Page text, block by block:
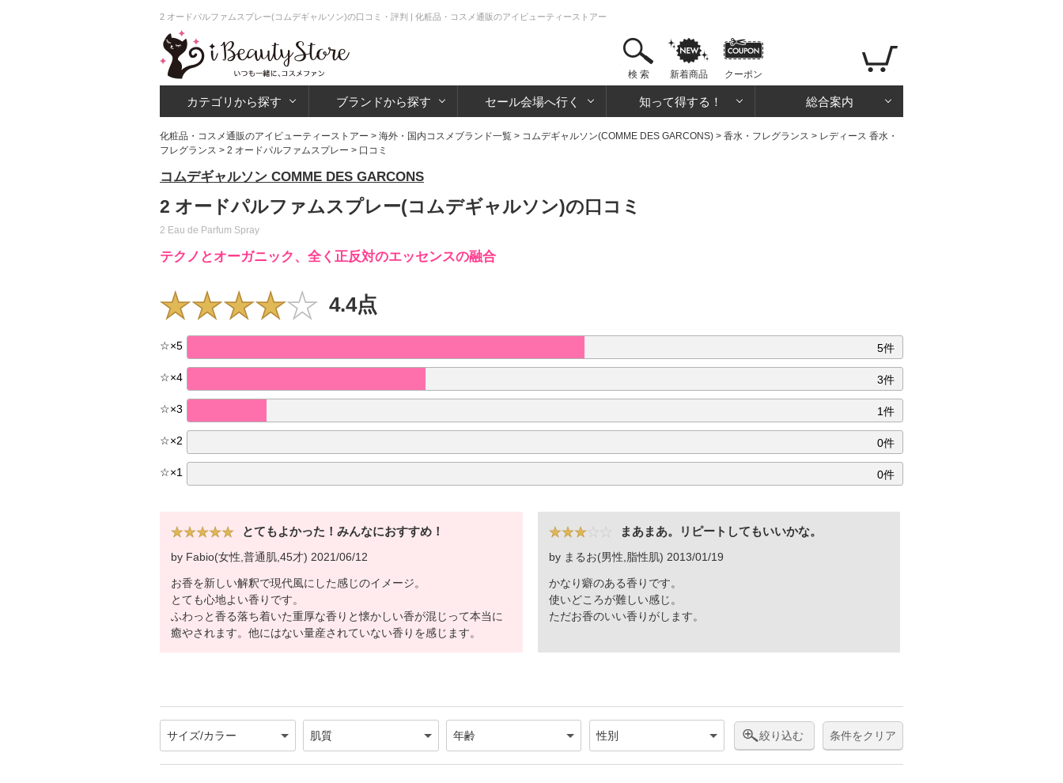
2 オードパルファムスプレー(コムデギャルソン)の口コミ・評判 | 化粧品・コスメ通販のアイビューティーストアー
検 索 新着商品 クーポン
カテゴリから探す ブランドから探す セール会場へ行く 知って得する！ 総合案内
化粧品・コスメ通販のアイビューティーストアー > 海外・国内コスメブランド一覧 > コムデギャルソン(COMME DES GARCONS) > 香水・フレグランス > レディース 香水・
フレグランス > 2 オードパルファムスプレー > 口コミ
コムデギャルソン COMME DES GARCONS
2 オードパルファムスプレー(コムデギャルソン)の口コミ
2 Eau de Parfum Spray
テクノとオーガニック、全く正反対のエッセンスの融合
4.4点
☆×5 5件
☆×4 3件
☆×3 1件
☆×2 0件
☆×1 0件
とてもよかった！みんなにおすすめ！
by Fabio(女性,普通肌,45才) 2021/06/12
お香を新しい解釈で現代風にした感じのイメージ。
とても心地よい香りです。
ふわっと香る落ち着いた重厚な香りと懐かしい香が混じって本当に
癒やされます。他にはない量産されていない香りを感じます。
まあまあ。リピートしてもいいかな。
by まるお(男性,脂性肌) 2013/01/19
かなり癖のある香りです。
使いどころが難しい感じ。
ただお香のいい香りがします。
絞り込む 条件をクリア